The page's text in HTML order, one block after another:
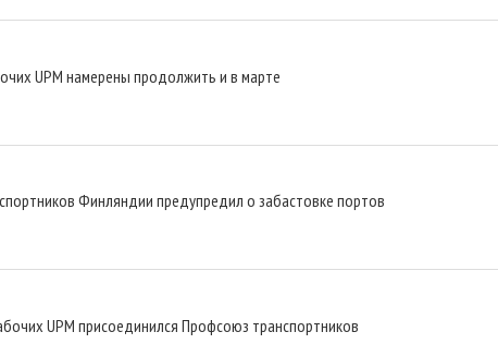
UPM намерены продолжить и в марте
Финляндии предупредил о забастовке портов
UPM присоединился Профсоюз транспортников